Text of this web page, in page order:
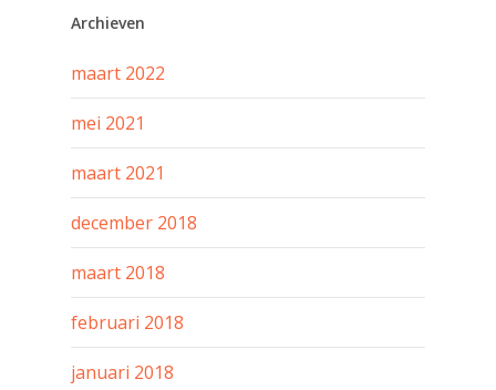
Archieven
maart 2022
mei 2021
maart 2021
december 2018
maart 2018
februari 2018
januari 2018